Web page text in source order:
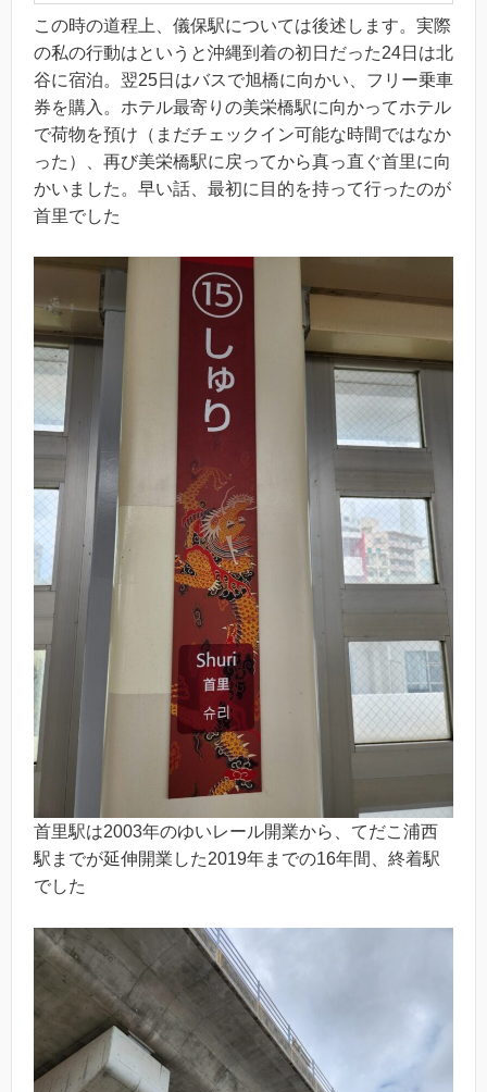
この時の道程上、儀保駅については後述します。実際
の私の行動はというと沖縄到着の初日だった24日は北
谷に宿泊。翌25日はバスで旭橋に向かい、フリー乗車
券を購入。ホテル最寄りの美栄橋駅に向かってホテル
で荷物を預け（まだチェックイン可能な時間ではなか
った）、再び美栄橋駅に戻ってから真っ直ぐ首里に向
かいました。早い話、最初に目的を持って行ったのが
首里でした
首里駅は2003年のゆいレール開業から、てだこ浦西
駅までが延伸開業した2019年までの16年間、終着駅
でした